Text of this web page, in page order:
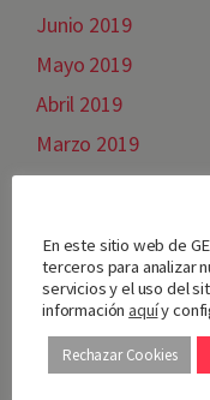
Junio 2019
Mayo 2019
Abril 2019
Marzo 2019
Febrero 2019
Diciembre 2018
Noviembre 2018
Octubre 2018
Septiembre 2018
En este sitio web de
terceros para analizar
servicios y el uso del
informaciónaquíy
Rechazar Cookies